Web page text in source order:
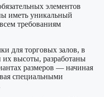
элементов
иметь уникальный
требованиям
для торговых залов, в
высоты, разработаны
размеров — начиная
специальными